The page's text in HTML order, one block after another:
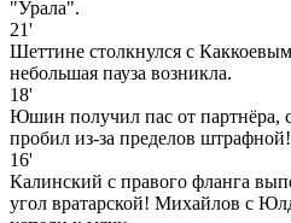
"Урала".
21'
Шеттине столкнулся с
небольшая пауза возникла.
18'
Юшин получил пас от партнёра,
пробил из-за пределов
16'
Калинский с правого фланга
угол вратарской! Михайлов с